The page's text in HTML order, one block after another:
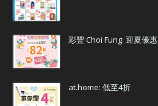
彩豐 Choi Fung: 迎夏優惠
at.home: 低至4折